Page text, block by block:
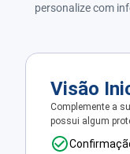
personalize com
Visão
Complemente a
possui algum